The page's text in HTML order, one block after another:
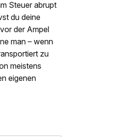
Steuer abrupt
du deine
der Ampel
man – wenn
zu
meistens
eigenen